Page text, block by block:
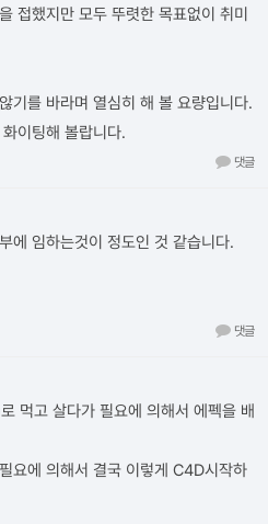
접했지만 모두 뚜렷한 목표없이 취미
기를 바라며 열심히 해 볼 요량입니다.
이팅해 볼랍니다.
댓글
에 임하는것이 정도인 것 같습니다.
댓글
먹고 살다가 필요에 의해서 에펙을 배
요에 의해서 결국 이렇게 C4D시작하